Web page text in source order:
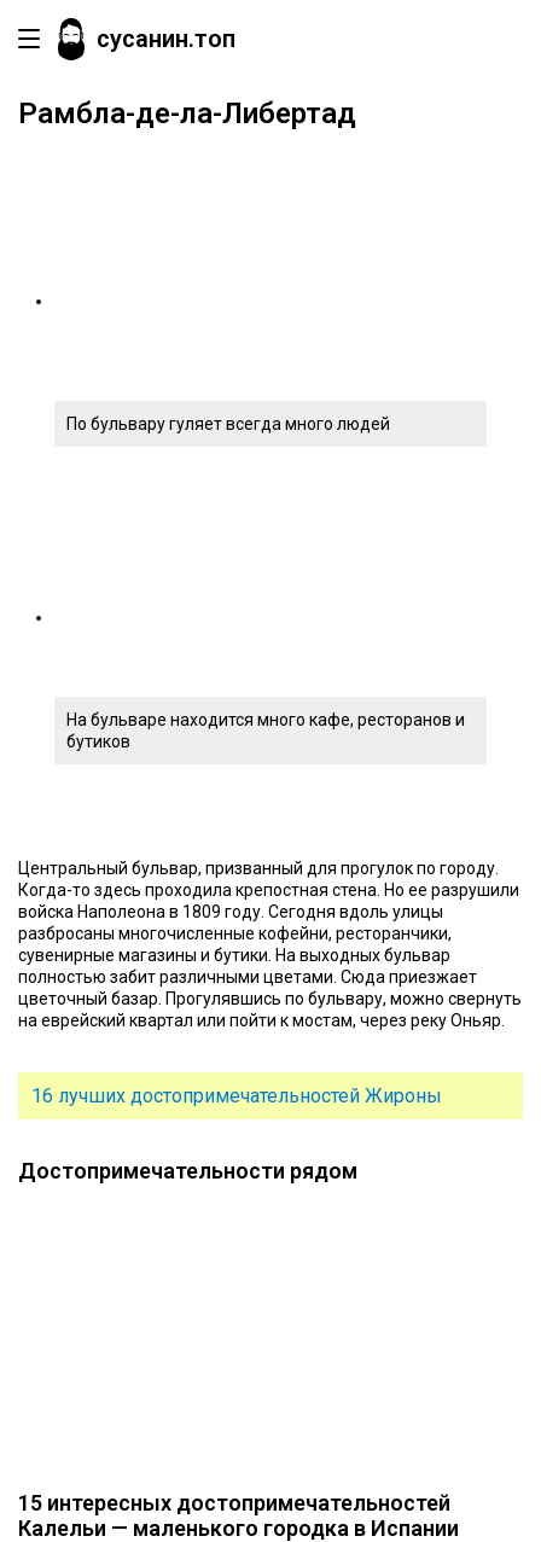
сусанин.топ
Рамбла-де-ла-Либертад
По бульвару гуляет всегда много людей
На бульваре находится много кафе, ресторанов и
бутиков
Центральный бульвар, призванный для прогулок по городу.
Когда-то здесь проходила крепостная стена. Но ее разрушили
войска Наполеона в 1809 году. Сегодня вдоль улицы
разбросаны многочисленные кофейни, ресторанчики,
сувенирные магазины и бутики. На выходных бульвар
полностью забит различными цветами. Сюда приезжает
цветочный базар. Прогулявшись по бульвару, можно свернуть
на еврейский квартал или пойти к мостам, через реку Оньяр.
16 лучших достопримечательностей Жироны
Достопримечательности рядом
15 интересных достопримечательностей
Калельи — маленького городка в Испании